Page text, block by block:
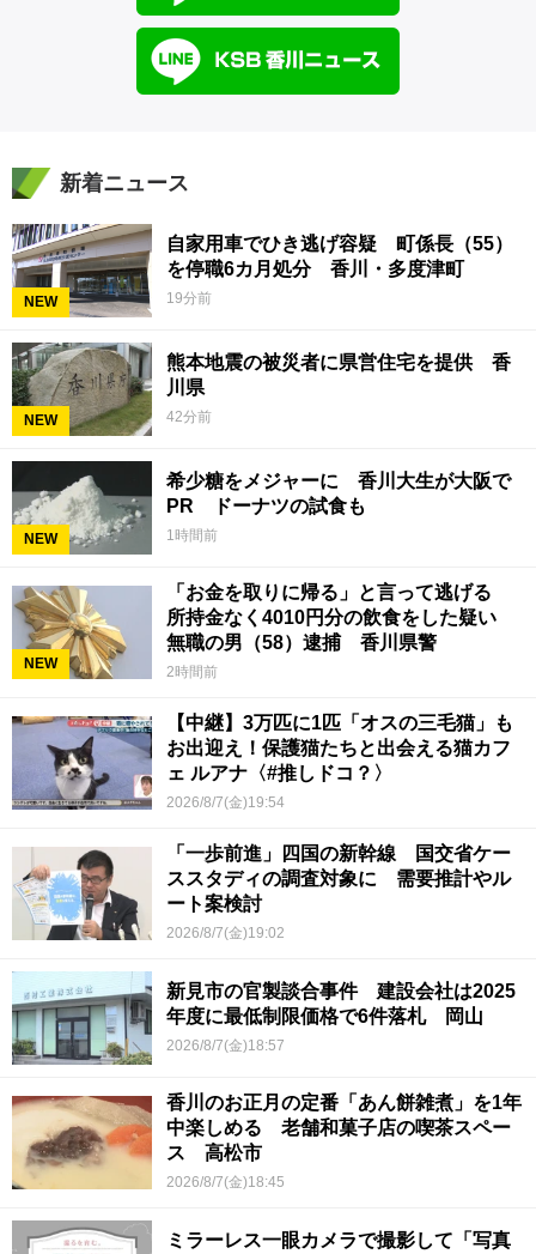
新着ニュース
NEW
自家用車でひき逃げ容疑 町係長（55）
を停職6カ月処分 香川・多度津町
19分前
NEW
熊本地震の被災者に県営住宅を提供 香
川県
42分前
NEW
希少糖をメジャーに 香川大生が大阪で
PR ドーナツの試食も
1時間前
NEW
「お金を取りに帰る」と言って逃げる
所持金なく4010円分の飲食をした疑い
無職の男（58）逮捕 香川県警
2時間前
【中継】3万匹に1匹「オスの三毛猫」も
お出迎え！保護猫たちと出会える猫カフ
ェ ルアナ〈#推しドコ？〉
2026/8/7(金)19:54
「一歩前進」四国の新幹線 国交省ケー
ススタディの調査対象に 需要推計やル
ート案検討
2026/8/7(金)19:02
新見市の官製談合事件 建設会社は2025
年度に最低制限価格で6件落札 岡山
2026/8/7(金)18:57
香川のお正月の定番「あん餅雑煮」を1年
中楽しめる 老舗和菓子店の喫茶スペー
ス 高松市
2026/8/7(金)18:45
ミラーレス一眼カメラで撮影して「写真